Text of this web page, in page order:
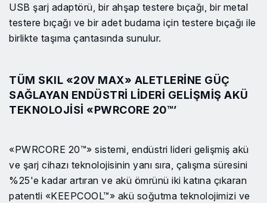
USB şarj adaptörü, bir ahşap testere bıçağı, bir metal
testere bıçağı ve bir adet budama için testere bıçağı ile
birlikte taşıma çantasında sunulur.
TÜM SKIL «20V MAX» ALETLERINE GÜÇ
SAĞLAYAN ENDÜSTRI LIDERI GELIŞMIŞ AKÜ
TEKNOLOJISI «PWRCORE 20™’
«PWRCORE 20™» sistemi, endüstri lideri gelişmiş akü
ve şarj cihazı teknolojisinin yanı sıra, çalışma süresini
%25'e kadar artıran ve akü ömrünü iki katına çıkaran
patentli «KEEPCOOL™» akü soğutma teknolojimizi ve